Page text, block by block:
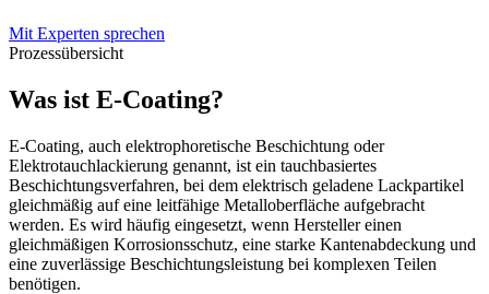
Mit Experten sprechen
Prozessübersicht
Was ist E-Coating?
E-Coating, auch elektrophoretische Beschichtung oder
Elektrotauchlackierung genannt, ist ein tauchbasiertes
Beschichtungsverfahren, bei dem elektrisch geladene Lackpartikel
gleichmäßig auf eine leitfähige Metalloberfläche aufgebracht
werden. Es wird häufig eingesetzt, wenn Hersteller einen
gleichmäßigen Korrosionsschutz, eine starke Kantenabdeckung und
eine zuverlässige Beschichtungsleistung bei komplexen Teilen
benötigen.